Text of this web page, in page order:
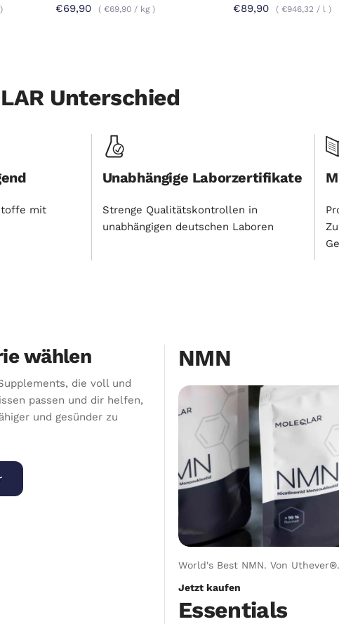
€69,90 €69,90 / kg €89,90 €946,32 / l
Unterschied
mit
Unabhängige Laborzertifikate
Strenge Qualitätskontrollen in
unabhängigen deutschen Laboren
wählen
die voll und
passen und dir helfen,
und gesünder zu
NMN
World's Best NMN. Von Uthever®.
Jetzt kaufen
Essentials